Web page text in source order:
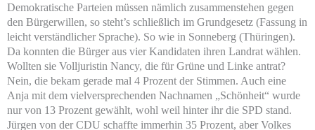
Demokratische Parteien müssen nämlich zusammenstehen gegen
den Bürgerwillen, so steht’s schließlich im Grundgesetz (Fassung in
leicht verständlicher Sprache). So wie in Sonneberg (Thüringen).
Da konnten die Bürger aus vier Kandidaten ihren Landrat wählen.
Wollten sie Volljuristin Nancy, die für Grüne und Linke antrat?
Nein, die bekam gerade mal 4 Prozent der Stimmen. Auch eine
Anja mit dem vielversprechenden Nachnamen „Schönheit“ wurde
nur von 13 Prozent gewählt, wohl weil hinter ihr die SPD stand.
Jürgen von der CDU schaffte immerhin 35 Prozent, aber Volkes